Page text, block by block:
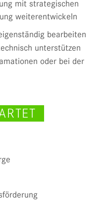
mit strategischen
weiterentwickeln
bearbeiten
unterstützen
oder bei der